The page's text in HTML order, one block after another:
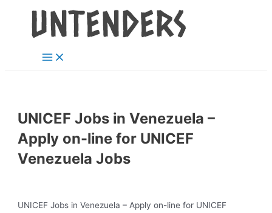
content
Menu
UNICEF Jobs in Venezuela –
Apply on-line for UNICEF
Venezuela Jobs
UNICEF Jobs in Venezuela – Apply on-line for UNICEF
navigation